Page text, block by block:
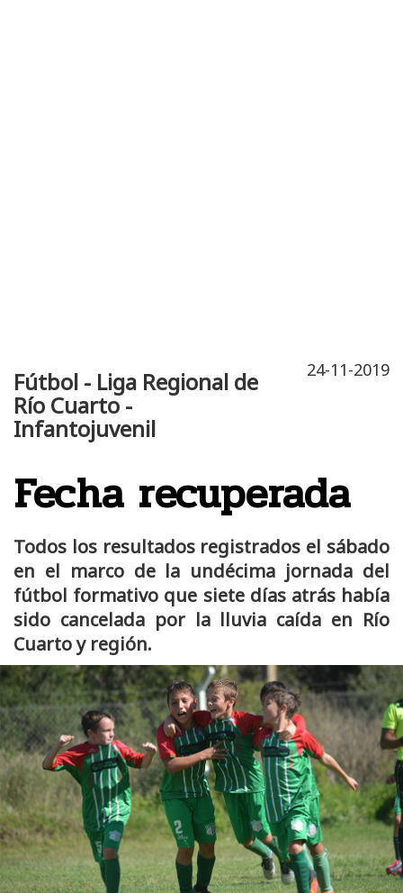
Fútbol - Liga Regional de
Río Cuarto -
Infantojuvenil
24-11-2019
Fecha recuperada
Todos los resultados registrados el sábado
en el marco de la undécima jornada del
fútbol formativo que siete días atrás había
sido cancelada por la lluvia caída en Río
Cuarto y región.